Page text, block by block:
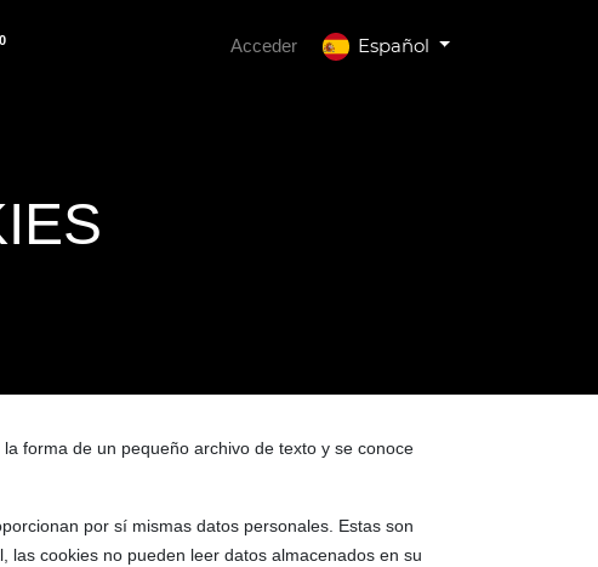
Español
0 Acceder
forma de un pequeño archivo de texto y se conoce
por sí mismas datos personales. Estas son
cookies no pueden leer datos almacenados en su